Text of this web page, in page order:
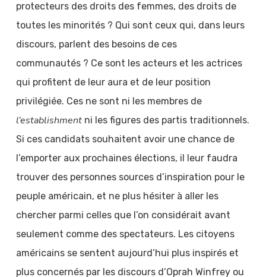
protecteurs des droits des femmes, des droits de
toutes les minorités ? Qui sont ceux qui, dans leurs
discours, parlent des besoins de ces
communautés ? Ce sont les acteurs et les actrices
qui profitent de leur aura et de leur position
privilégiée. Ces ne sont ni les membres de
l’establishmentni les figures des partis traditionnels.
Si ces candidats souhaitent avoir une chance de
l’emporter aux prochaines élections, il leur faudra
trouver des personnes sources d’inspiration pour le
peuple américain, et ne plus hésiter à aller les
chercher parmi celles que l’on considérait avant
seulement comme des spectateurs. Les citoyens
américains se sentent aujourd’hui plus inspirés et
plus concernés par les discours d’Oprah Winfrey ou